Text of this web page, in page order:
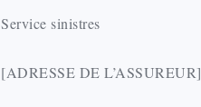
Service sinistres
[ADRESSE DE L’ASSUREUR]